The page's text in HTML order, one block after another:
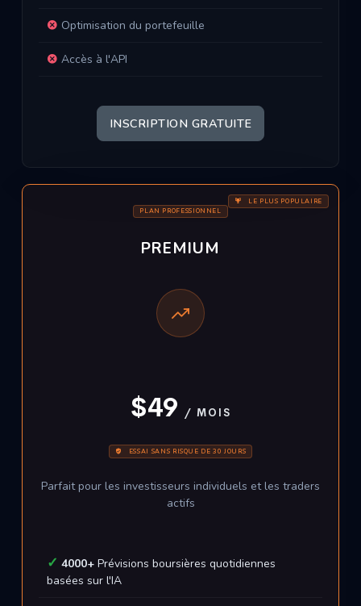
Optimisation du portefeuille
Accès à l'API
INSCRIPTION GRATUITE
LE PLUS POPULAIRE
PLAN PROFESSIONNEL
PREMIUM
$49 / MOIS
ESSAI SANS RISQUE DE 30 JOURS
Parfait pour les investisseurs individuels et les traders
actifs
4000+ Prévisions boursières quotidiennes
basées sur l'IA